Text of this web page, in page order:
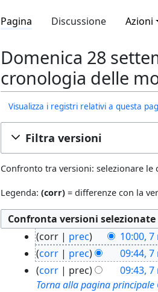
Pagina Discussione Azioni
Domenica 28
cronologia delle
Visualizza i registri relativi a questa
Filtra versioni
Confronto tra versioni: selezionare
Legenda: (corr) = differenze con la
corr prec 10:00,
N
e
s
corr prec 09:44,
N
e
corr prec 09:43,
Torna alla pagina